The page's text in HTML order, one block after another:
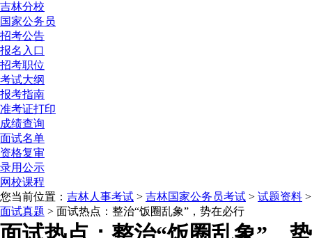
吉林分校
国家公务员
招考公告
报名入口
招考职位
考试大纲
报考指南
准考证打印
成绩查询
面试名单
资格复审
录用公示
网校课程
您当前位置： 吉林人事考试 > 吉林国家公务员考试 > 试题资料 >
面试真题 > 面试热点：整治“饭圈乱象”，势在必行